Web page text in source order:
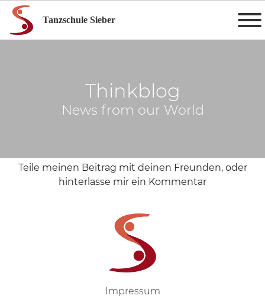
Tanzschule Sieber
Thinkblog
News from our World
Teile meinen Beitrag mit deinen Freunden, oder
hinterlasse mir ein Kommentar
Impressum